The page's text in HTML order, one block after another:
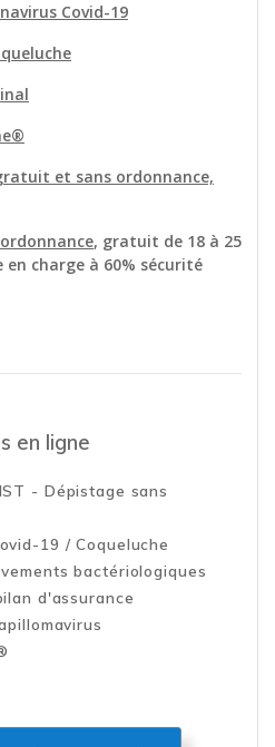
Covid-19
et sans ordonnance,
, gratuit de 18 à 25
en charge à 60% sécurité
en ligne
- Dépistage sans
19 / Coqueluche
bactériologiques
d'assurance